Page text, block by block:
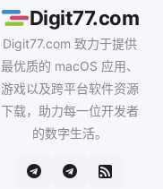
Digit77.com
Digit77.com 致力于提供
最优质的 macOS 应用、
游戏以及跨平台软件资源
下载，助力每一位开发者
的数字生活。